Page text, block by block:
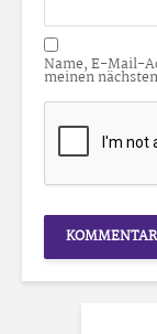
Name, E-Mail-
meinen